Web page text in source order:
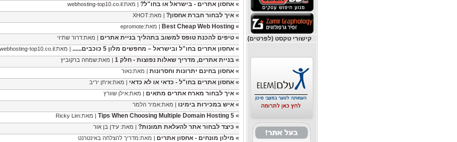
קישורי טקסט (לפרטים)
» אחסון אתרים - בישראל או בחו"ל? | מאת:webhosting-top10.co.il
» איך לבחור חברת אחסון? | מאת:XHOT
»
Best Cheap Web Hosting | מאת:epromote
» טיפים להכנת טופס למשוב בתהליך בניית אתרים | מאת:דרור שתיוי
» אחסון אתרים בחו"ל ובישראל – מחפשים מלון 5 כוכבים...... | מאת:webhosting-top10.co.il
» בניית אתרים, מדריך שאלות נפוצות - חלק 1 | מאת:שמחה ברקוביץ
» אחסון בחינם יתרונות וחסרונות | מאת:נאור
» אחסון אתרים בחו"ל - כדאי או לא כדאי | מאת:איתן יריב
» איך לבחור מארח אתרים מתאים | מאת:אילן שוורץ
» איש במכירות בימינו | מאת:אמיר הלמר
»
5 Tips When Choosing Multiple Domain Hosting | מאת:Ricky Lim
» כיצד לבחור אתר להעלאת תמונות? | מאת: עידן בן אור
» מילון מונחים - אחסון אתרים | מאת:מדריך להצלחה באינטרנט